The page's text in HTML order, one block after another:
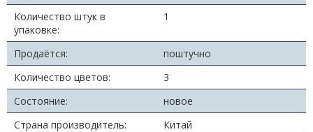
Количество штук в
упаковке:
1
Продаётся:
поштучно
Количество цветов:
3
Состояние:
новое
Страна производитель:
Китай